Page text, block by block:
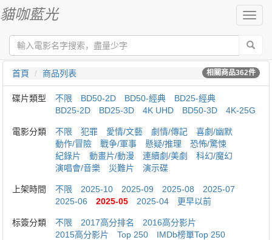
切
換
導
貓咖藍光
相關商品362件
首頁 商品列表
碟片類型 不限 BD50-2D BD50-經典
BD25-經典
BD25-2D
BD25-3D 4K UHD BD50-3D 4K-25G
電影分類 不限 犯罪 愛情/文藝 劇情/傳記
喜劇/幽默
動作/冒險
戰争/軍事 懸疑/推理
恐怖/驚悚
紀錄片
動畫片/動漫 連續劇/美劇
科幻/魔幻
演唱會/音樂
災難片 演示碟
上架時間 不限 2025-10 2025-09 2025-08
2025-07
2025-06
2025-05 2025-04 更早以前
标簽分類 不限 2017高分排名
2016高分影片
2015高分影片
Top 250
IMDb榜單Top 250